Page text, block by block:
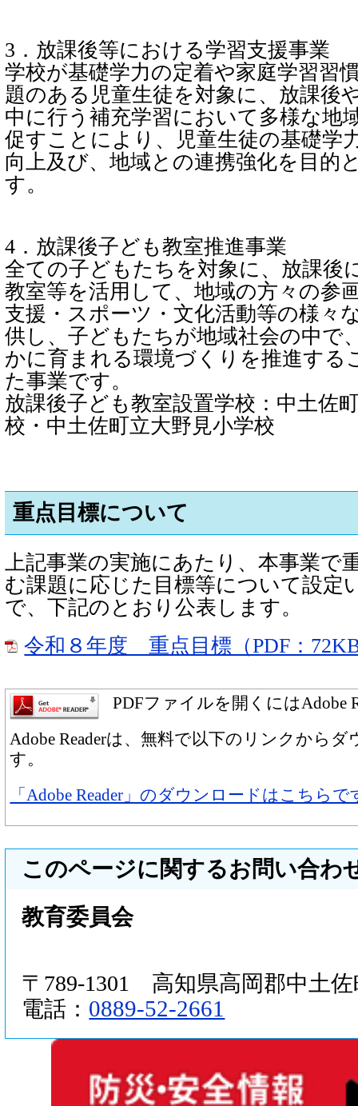
3．放課後等における学習支援事業
学校が基礎学力の定着や家庭学習習
題のある児童生徒を対象に、放課後
中に行う補充学習において多様な地
促すことにより、児童生徒の基礎学
向上及び、地域との連携強化を目的
す。
4．放課後子ども教室推進事業
全ての子どもたちを対象に、放課後
教室等を活用して、地域の方々の参
支援・スポーツ・文化活動等の様々
供し、子どもたちが地域社会の中で
かに育まれる環境づくりを推進する
た事業です。
放課後子ども教室設置学校：中土佐
校・中土佐町立大野見小学校
重点目標について
上記事業の実施にあたり、本事業で
む課題に応じた目標等について設定
で、下記のとおり公表します。
令和８年度 重点目標（PDF：
PDFファイルを開くにはAdobe
Adobe Readerは、無料で以下のリンクから
す。
「Adobe Reader」のダウンロードはこちらで
このページに関するお問い合わ
教育委員会
〒789-1301 高知県高岡郡中土佐
電話： 0889-52-2661